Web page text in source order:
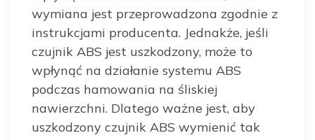
wymiana jest przeprowadzona zgodnie z
instrukcjami producenta. Jednakże, jeśli
czujnik ABS jest uszkodzony, może to
wpłynąć na działanie systemu ABS
podczas hamowania na śliskiej
nawierzchni. Dlatego ważne jest, aby
uszkodzony czujnik ABS wymienić tak